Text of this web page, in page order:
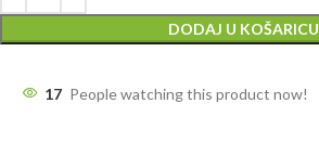
DODAJ U KOŠARICU
17 People watching this product now!